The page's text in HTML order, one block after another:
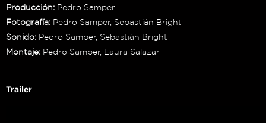
Producción: Pedro Samper
Fotografía: Pedro Samper, Sebastián Bright
Sonido: Pedro Samper, Sebastián Bright
Montaje: Pedro Samper, Laura Salazar
Trailer